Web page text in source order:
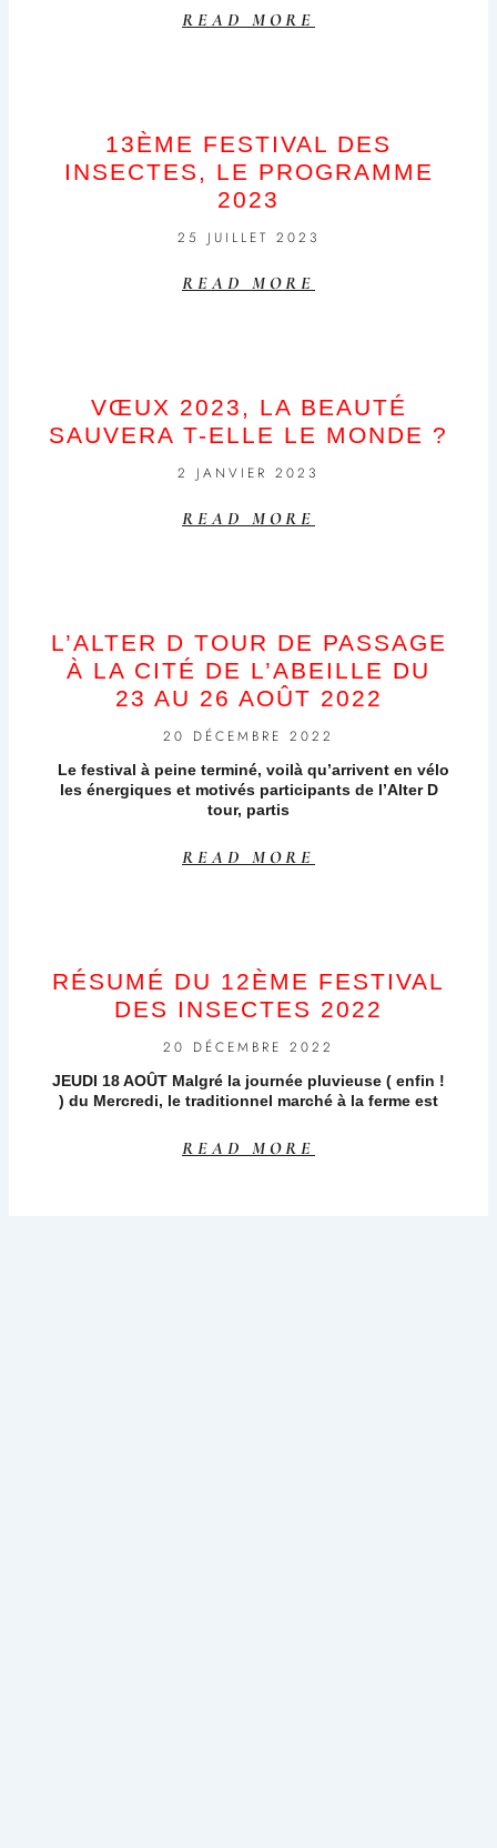
READ MORE
13ÈME FESTIVAL DES
INSECTES, LE PROGRAMME
2023
25 JUILLET 2023
READ MORE
VŒUX 2023, LA BEAUTÉ
SAUVERA T-ELLE LE MONDE ?
2 JANVIER 2023
READ MORE
L’ALTER D TOUR DE PASSAGE
À LA CITÉ DE L’ABEILLE DU
23 AU 26 AOÛT 2022
20 DÉCEMBRE 2022
Le festival à peine terminé, voilà qu’arrivent en vélo
les énergiques et motivés participants de l’Alter D
tour, partis
READ MORE
RÉSUMÉ DU 12ÈME FESTIVAL
DES INSECTES 2022
20 DÉCEMBRE 2022
JEUDI 18 AOÛT Malgré la journée pluvieuse ( enfin !
) du Mercredi, le traditionnel marché à la ferme est
READ MORE